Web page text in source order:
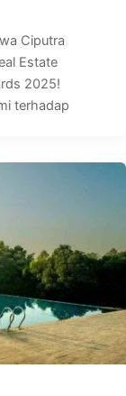
Ciputra
Estate
2025!
terhadap